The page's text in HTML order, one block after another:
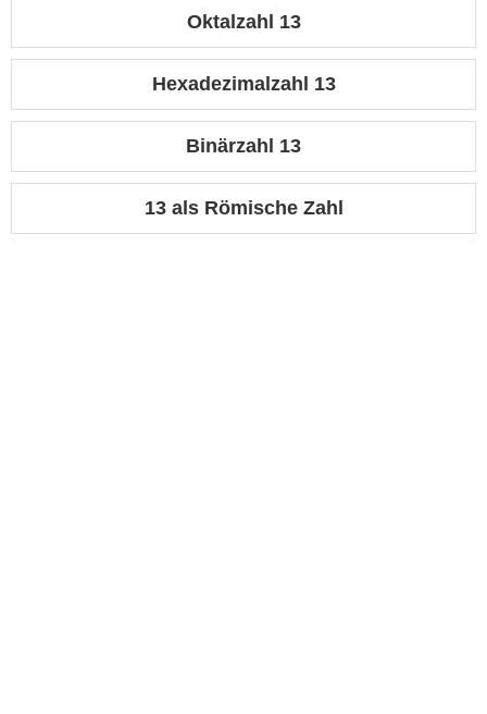
Oktalzahl 13
Hexadezimalzahl 13
Binärzahl 13
13 als Römische Zahl